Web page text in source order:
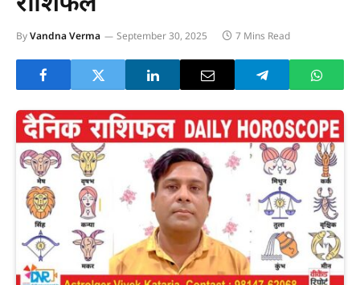
ByVandna Verma September 30, 2025 7 Mins Read